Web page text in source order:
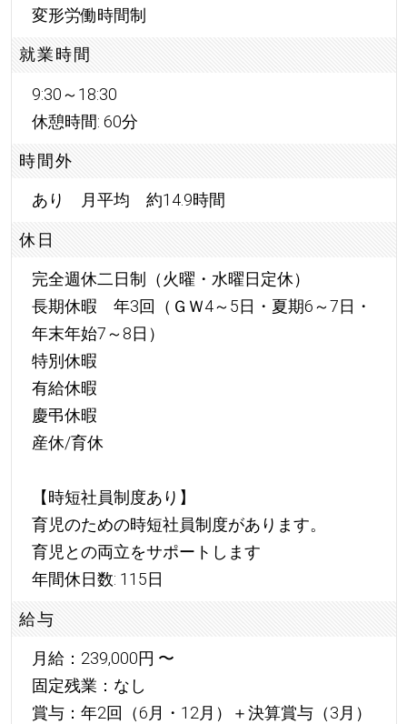
変形労働時間制
就業時間
9:30～18:30
休憩時間: 60分
時間外
あり 月平均 約14.9時間
休日
完全週休二日制（火曜・水曜日定休）
長期休暇 年3回（ＧＷ4～5日・夏期6～7日・
年末年始7～8日）
特別休暇
有給休暇
慶弔休暇
産休/育休
【時短社員制度あり】
育児のための時短社員制度があります。
育児との両立をサポートします
年間休日数: 115日
給与
月給：239,000円 〜
固定残業：なし
賞与：年2回（6月・12月）＋決算賞与（3月）